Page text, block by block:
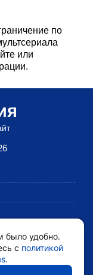
по
или
было удобно.
с политикой
.